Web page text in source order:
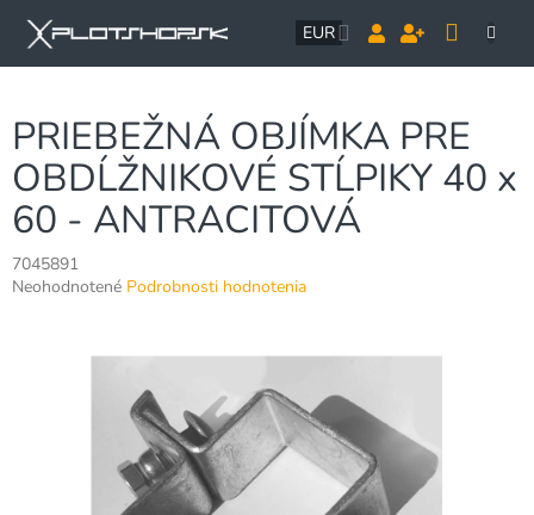
obsah
EUR
PRIEBEŽNÁ OBJÍMKA PRE
OBDĹŽNIKOVÉ STĹPIKY 40 x
60 - ANTRACITOVÁ
7045891
Priemerné
Neohodnotené Podrobnosti hodnotenia